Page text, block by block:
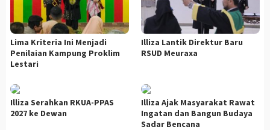
Lima Kriteria Ini Menjadi
Penilaian Kampung Proklim
Lestari
Illiza Lantik Direktur Baru
RSUD Meuraxa
Illiza Serahkan RKUA-PPAS
2027 ke Dewan
Illiza Ajak Masyarakat Rawat
Ingatan dan Bangun Budaya
Sadar Bencana